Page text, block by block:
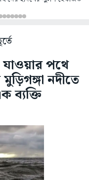
পথে
নদীতে
ব্যক্তি